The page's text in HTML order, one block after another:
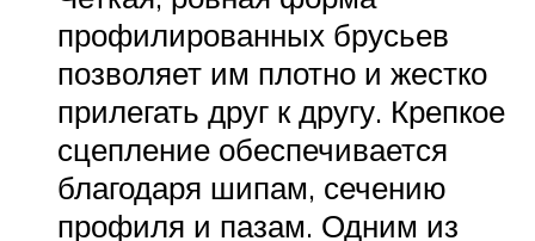
профилированных брусьев
позволяет им плотно и жестко
прилегать друг к другу. Крепкое
сцепление обеспечивается
благодаря шипам, сечению
профиля и пазам. Одним из